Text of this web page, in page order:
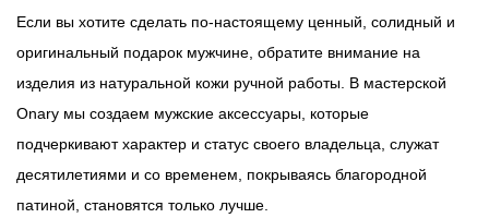
Если вы хотите сделать по-настоящему ценный, солидный и
оригинальный подарок мужчине, обратите внимание на
изделия из натуральной кожи ручной работы. В мастерской
Onary мы создаем мужские аксессуары, которые
подчеркивают характер и статус своего владельца, служат
десятилетиями и со временем, покрываясь благородной
патиной, становятся только лучше.